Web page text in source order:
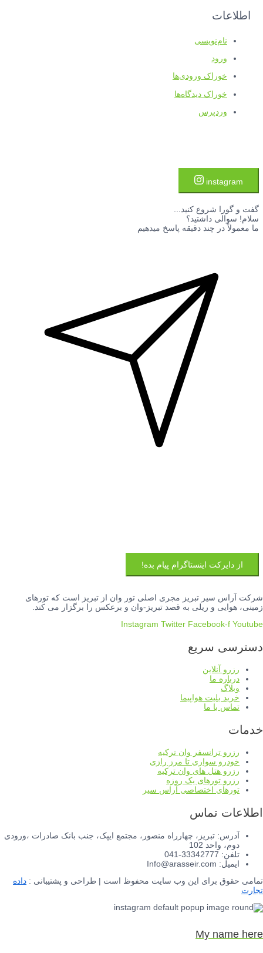
اطلاعات
نام‌نویسی
ورود
خوراک ورودی‌ها
خوراک دیدگاه‌ها
وردپرس
instagram
گفت و گورا شروع کنید...
سلام! سوالی داشتید؟
ما معمولاً در چند دقیقه پاسخ میدهیم
از دایرکت اینستاگرام پیام بده!
شرکت آراس سیر تبریز مجری اصلی تور وان از تبریز است که تورهای
زمینی، هوایی و ریلی به قصد تبریز-وان و برعکس را برگزار می کند.
Instagram Twitter Facebook-f Youtube
دسترسی سریع
رزرو آنلاین
درباره ما
وبلاگ
خرید بلیت هواپیما
تماس با ما
خدمات
رزرو ترانسفر وان ترکیه
خودرو سواری تا مرز رازی
رزرو هتل های وان ترکیه
رزرو تورهای یک روزه
تورهای اختصاصی آراس سیر
اطلاعات تماس
آدرس: تبریز، چهارراه منصور، مجتمع ایپک، جنب بانک صادرات ،ورودی
دوم، واحد 102
تلفن: 33342777-041
ایمیل: Info@arasseir.com
تمامی حقوق برای این وب سایت محفوظ است | طراحی و پشتیبانی : داده
تجارت
My name here